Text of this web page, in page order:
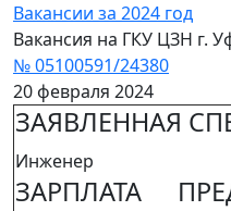
Вакансии за 2024 год
Вакансия на ГКУ ЦЗН г.
№ 05100591/24380
20 февраля 2024
ЗАЯВЛЕННАЯ
Инженер
ЗАРПЛАТА